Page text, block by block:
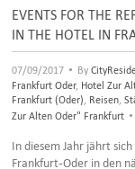
EVENTS FOR THE
IN THE HOTEL IN
07/09/2017 • By
Frankfurt Oder, Hotel Zur
Frankfurt (Oder)
Reisen ,
Zur Alten Oder" Frankfurt •
In diesem Jahr jährt
Frankfurt-Oder in den